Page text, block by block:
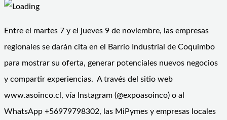
Entre el martes 7 y el jueves 9 de noviembre, las empresas
regionales se darán cita en el Barrio Industrial de Coquimbo
para mostrar su oferta, generar potenciales nuevos negocios
y compartir experiencias. A través del sitio web
www.asoinco.cl, vía Instagram (@expoasoinco) o al
WhatsApp +56979798302, las MiPymes y empresas locales